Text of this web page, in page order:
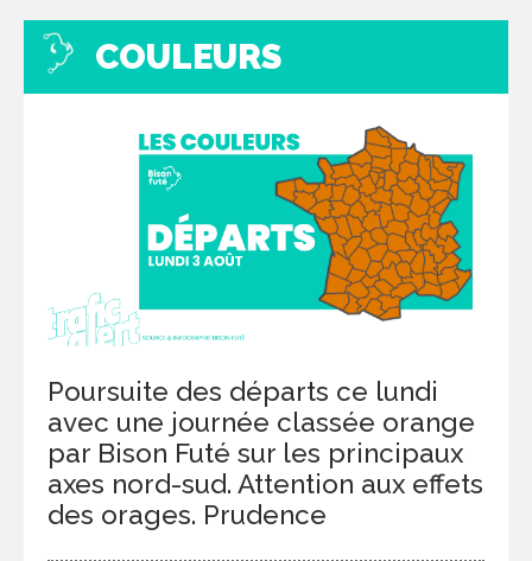
COULEURS
Poursuite des départs ce lundi
avec une journée classée orange
par Bison Futé sur les principaux
axes nord-sud. Attention aux effets
des orages. Prudence